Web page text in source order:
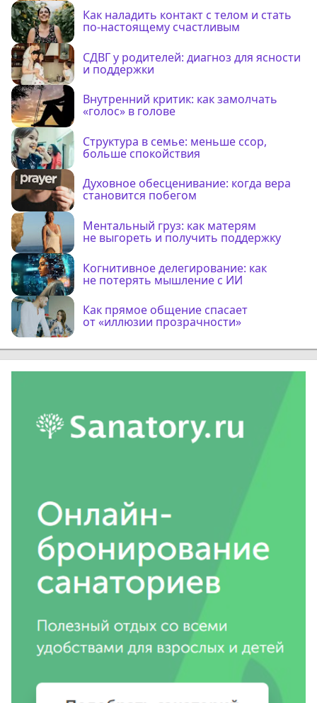
Как наладить контакт с телом и стать
по-настоящему счастливым
СДВГ у родителей: диагноз для ясности
и поддержки
Внутренний критик: как замолчать
«голос» в голове
Структура в семье: меньше ссор,
больше спокойствия
Духовное обесценивание: когда вера
становится побегом
Ментальный груз: как матерям
не выгореть и получить поддержку
Когнитивное делегирование: как
не потерять мышление с ИИ
Как прямое общение спасает
от «иллюзии прозрачности»